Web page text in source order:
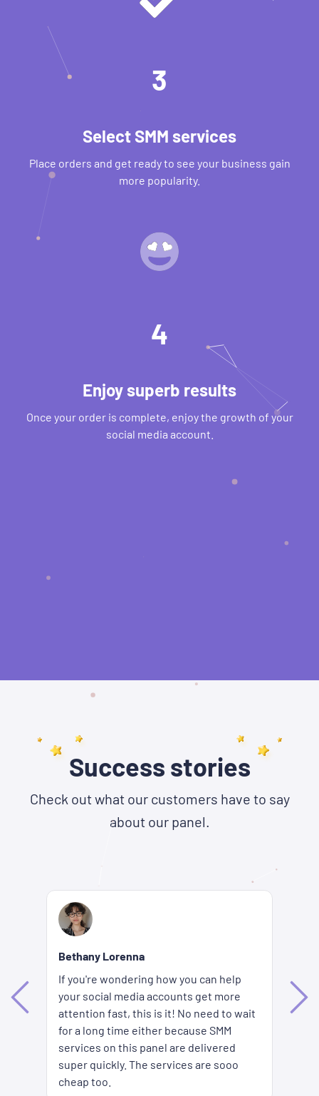
3
Select SMM services
Place orders and get ready to see your business gain
more popularity.
4
Enjoy superb results
Once your order is complete, enjoy the growth of your
social media account.
Success stories
Check out what our customers have to say
about our panel.
Bethany Lorenna
If you're wondering how you can help
your social media accounts get more
attention fast, this is it! No need to wait
for a long time either because SMM
services on this panel are delivered
super quickly. The services are sooo
cheap too.